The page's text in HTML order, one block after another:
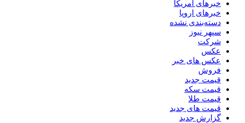
خبرهای آمریکا
خبرهای اروپا
دسته‌بندی نشده
سپهر نیوز
شرکت
عکس
عکس های خبر
فروش
قیمت جدید
قیمت سکه
قیمت طلا
قیمت های جدید
گزارش جدید